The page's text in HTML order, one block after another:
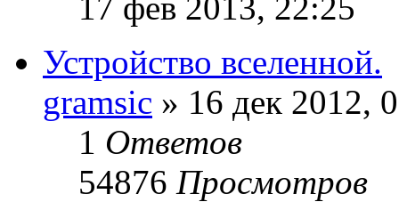
Устройство вселенной.
gramsic » 16 дек 2012,
1 Ответов
54876 Просмотров